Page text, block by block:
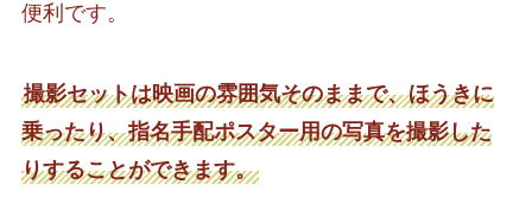
便利です。
撮影セットは映画の雰囲気そのままで、ほうきに
乗ったり、指名手配ポスター用の写真を撮影した
りすることができます。